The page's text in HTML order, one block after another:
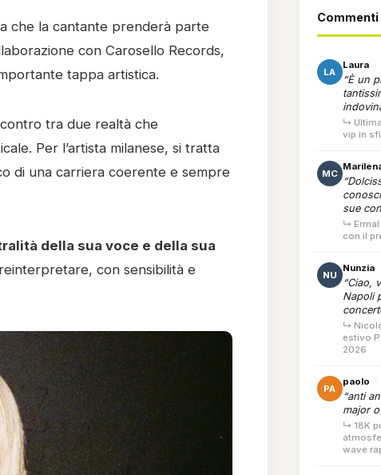
che la cantante prenderà parte
con Carosello Records,
tappa artistica.
tra due realtà che
Per l’artista milanese, si tratta
di una carriera coerente e sempre
della sua voce e della sua
con sensibilità e
Commenti
LA
Laura ·
“È un
↳
vip in
MC
sue
↳ Ermal
con il
NU
Nunzia
“Ciao,
Napoli
↳
estivo
2026
PA
paolo ·
“anti
major
↳ 18K
wave